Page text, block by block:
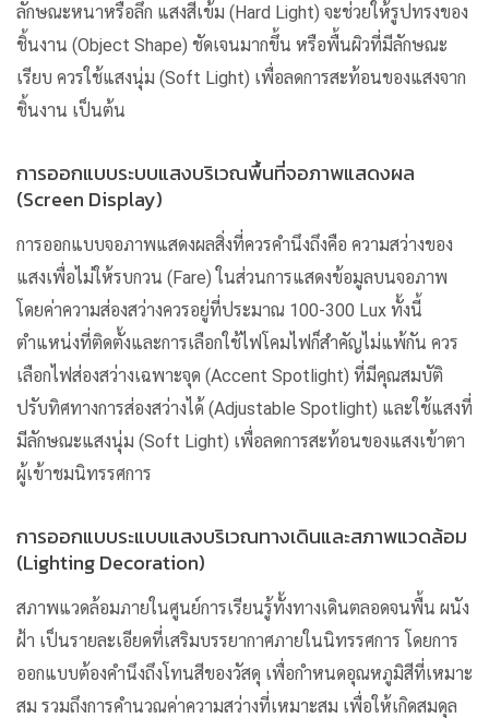
ลักษณะหนาหรือลึก แสงสีเข้ม (Hard Light) จะช่วยให้รูปทรงของ
ชิ้นงาน (Object Shape) ชัดเจนมากขึ้น หรือพื้นผิวที่มีลักษณะ
เรียบ ควรใช้แสงนุ่ม (Soft Light) เพื่อลดการสะท้อนของแสงจาก
ชิ้นงาน เป็นต้น
การออกแบบระบบแสงบริเวณพื้นที่จอภาพแสดงผล
(Screen Display)
การออกแบบจอภาพแสดงผลสิ่งที่ควรคำนึงถึงคือ ความสว่างของ
แสงเพื่อไม่ให้รบกวน (Fare) ในส่วนการแสดงข้อมูลบนจอภาพ
โดยค่าความส่องสว่างควรอยู่ที่ประมาณ 100-300 Lux ทั้งนี้
ตำแหน่งที่ติดตั้งและการเลือกใช้ไฟโคมไฟก็สำคัญไม่แพ้กัน ควร
เลือกไฟส่องสว่างเฉพาะจุด (Accent Spotlight) ที่มีคุณสมบัติ
ปรับทิศทางการส่องสว่างได้ (Adjustable Spotlight) และใช้แสงที่
มีลักษณะแสงนุ่ม (Soft Light) เพื่อลดการสะท้อนของแสงเข้าตา
ผู้เข้าชมนิทรรศการ
การออกแบบระแบบแสงบริเวณทางเดินและสภาพแวดล้อม
(Lighting Decoration)
สภาพแวดล้อมภายในศูนย์การเรียนรู้ทั้งทางเดินตลอดจนพื้น ผนัง
ฝ้า เป็นรายละเอียดที่เสริมบรรยากาศภายในนิทรรศการ โดยการ
ออกแบบต้องคำนึงถึงโทนสีของวัสดุ เพื่อกำหนดอุณหภูมิสีที่เหมาะ
สม รวมถึงการคำนวณค่าความสว่างที่เหมาะสม เพื่อให้เกิดสมดุล